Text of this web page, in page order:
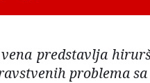
predstavlja
problema